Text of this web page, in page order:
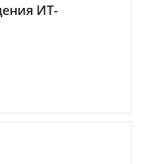
ИТ-